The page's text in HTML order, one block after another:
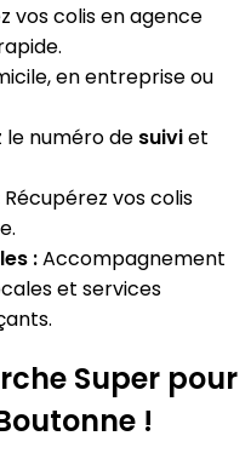
vos colis en agence
en entreprise ou
le numéro de suiviet
Récupérez vos colis
:Accompagnement
et services
Super pour
!